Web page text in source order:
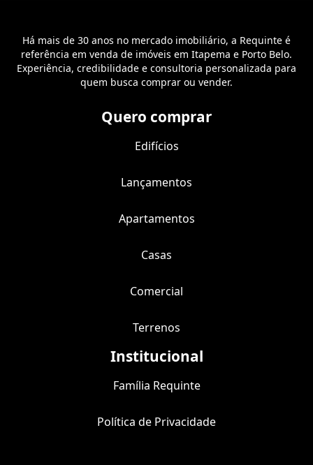
Há mais de 30 anos no mercado imobiliário, a Requinte é
referência em venda de imóveis em Itapema e Porto Belo.
Experiência, credibilidade e consultoria personalizada para
quem busca comprar ou vender.
Quero comprar
Edifícios
Lançamentos
Apartamentos
Casas
Comercial
Terrenos
Institucional
Família Requinte
Política de Privacidade